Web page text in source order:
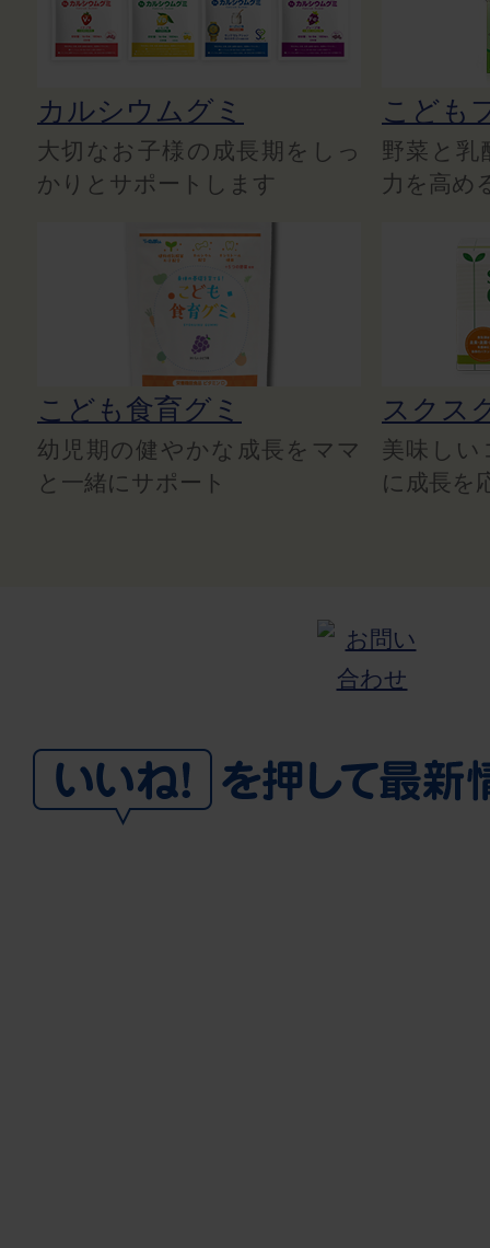
カルシウムグミ
大切なお子様の成長期をしっ
かりとサポートします
こども
野菜と乳
力を高め
こども食育グミ
幼児期の健やかな成長をママ
と一緒にサポート
スクス
美味しい
に成長を